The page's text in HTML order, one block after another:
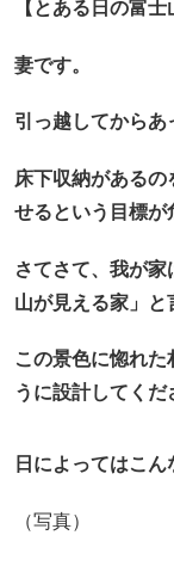
【とある日の富士
妻です。
引っ越してからあ
床下収納がある
せるという目標が
さてさて、我が
山が見える家」と
この景色に惚れ
うに設計してくだ
日によってはこ
（写真）